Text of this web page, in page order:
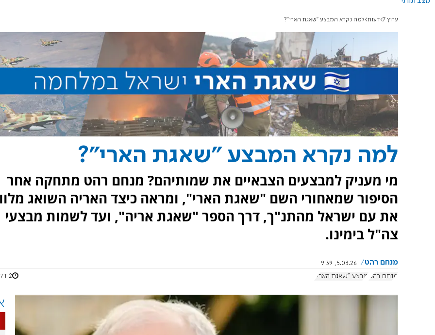
ערוץ 7 דעות למה נקרא המבצע "שאגת הארי"?
למה נקרא המבצע "שאגת הארי"?
מי מעניק למבצעים הצבאיים את שמותיהם? מנחם רהט מתחקה אחר
הסיפור שמאחורי השם "שאגת הארי", ומראה כיצד האריה השואג
את עם ישראל מהתנ"ך, דרך הספר "שאגת אריה", ועד לשמות מבצעי
צה"ל בימינו.
מנחם רהט
5.03.26, 9:39
מנחם רהט מבצע "שאגת הארי" 2 דקות